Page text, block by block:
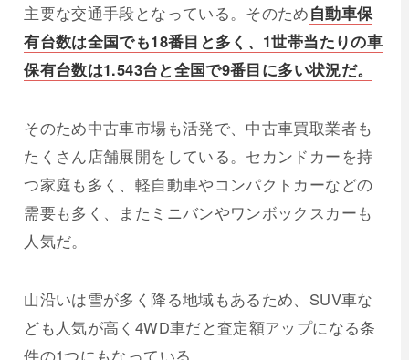
主要な交通手段となっている。そのため自動車保
有台数は全国でも18番目と多く、1世帯当たりの車
保有台数は1.543台と全国で9番目に多い状況だ。
そのため中古車市場も活発で、中古車買取業者も
たくさん店舗展開をしている。セカンドカーを持
つ家庭も多く、軽自動車やコンパクトカーなどの
需要も多く、またミニバンやワンボックスカーも
人気だ。
山沿いは雪が多く降る地域もあるため、SUV車な
ども人気が高く4WD車だと査定額アップになる条
件の1つにもなっている。